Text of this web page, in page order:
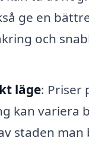
ge en
och
läge: Priser
kan variera
staden man